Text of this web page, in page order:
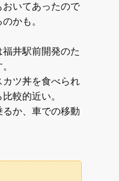
いてあったので
かも。
井駅前開発のた
カツ丼を食べられ
較的近い。
か、車での移動